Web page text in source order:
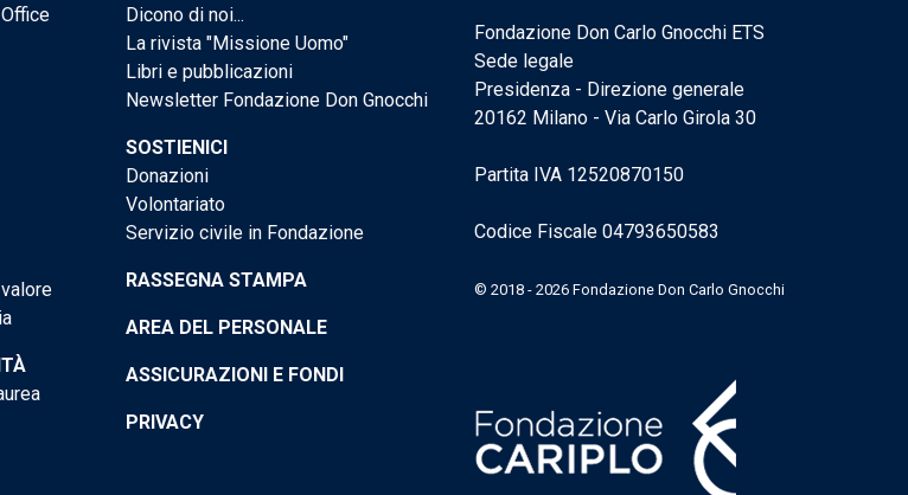
Dicono di noi...
La rivista "Missione Uomo"
Libri e pubblicazioni
Newsletter Fondazione Don Gnocchi
SOSTIENICI
Donazioni
Volontariato
Servizio civile in Fondazione
RASSEGNA STAMPA
AREA DEL PERSONALE
ASSICURAZIONI E FONDI
PRIVACY
Fondazione Don Carlo Gnocchi ETS
Sede legale
Presidenza - Direzione generale
20162 Milano - Via Carlo Girola 30
Partita IVA 12520870150
Codice Fiscale 04793650583
© 2018 - 2026 Fondazione Don Carlo Gnocchi